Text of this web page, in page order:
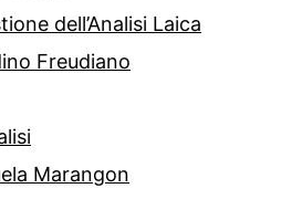
dell’Analisi Laica
Freudiano
Marangon